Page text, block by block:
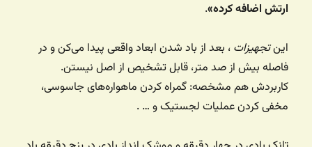
ارتش اضافه کرده».
اینتجهیزات ، بعد از باد شدن ابعاد واقعی پیدا می‌کن و در
فاصله بیش از صد متر، قابل تشخیص از اصل نیستن.
کاربردش هم مشخصه: گمراه کردن ماهواره‌های جاسوسی،
مخفی کردن عملیات لجستیک و … .